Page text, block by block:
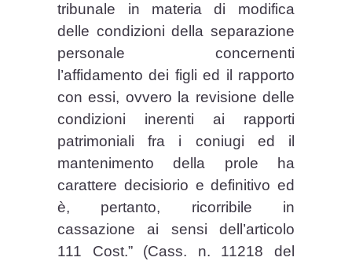
tribunale in materia di modifica
delle condizioni della separazione
personale concernenti
l’affidamento dei figli ed il rapporto
con essi, ovvero la revisione delle
condizioni inerenti ai rapporti
patrimoniali fra i coniugi ed il
mantenimento della prole ha
carattere decisiorio e definitivo ed
è, pertanto, ricorribile in
cassazione ai sensi dell’articolo
111 Cost.” (Cass. n. 11218 del